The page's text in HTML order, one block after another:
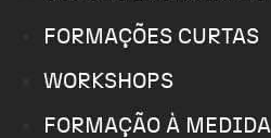
FORMAÇÕES CURTAS
WORKSHOPS
FORMAÇÃO À MEDIDA